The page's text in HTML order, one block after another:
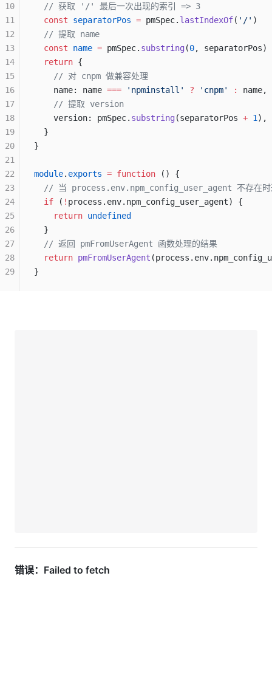
  // 获取 '/' 最后一次出现的索引 => 3
  const
separatorPos = pmSpec. lastIndexOf( '/' )
  // 提取 name
  const
name = pmSpec. substring(0, separatorPos)
  return
{
    // 对 cnpm 做兼容处理
    name: name
=== 'npminstall' ? 'cnpm' :
name,
    // 提取 version
    version: pmSpec.
substring(separatorPos + 1 ),
  }
}
module. exports = function () {
// 当 process.env.npm_config_user_agent 不存在
  if
( ! process.env.npm_config_user_agent) {
    return
undefined
  }
  // 返回 pmFromUserAgent 函数处理的结果
  return
pmFromUserAgent
}
10
11
12
13
14
15
16
17
18
19
20
21
22
23
24
25
26
27
28
29